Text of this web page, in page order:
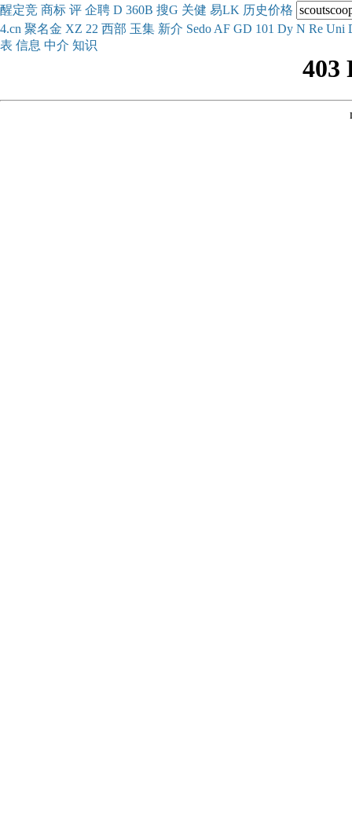
醒定竞 商标 评 企聘 D 360B 搜G 关健 易LK 历史价格
4.cn 聚名金 XZ 22 西部 玉集 新介 Sedo AF GD 101 Dy N Re Uni
表 信息 中介 知识